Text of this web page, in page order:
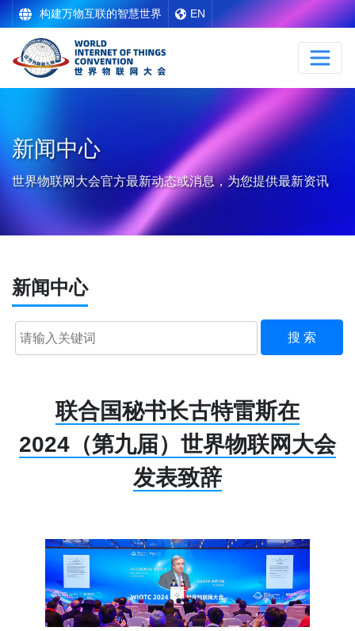
构建万物互联的智慧世界 EN
新闻中心
世界物联网大会官方最新动态或消息，为您提供最新资讯
新闻中心
搜 索
联合国秘书长古特雷斯在
2024（第九届）世界物联网大会
发表致辞